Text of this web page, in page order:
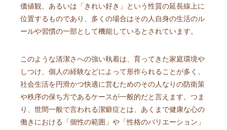
価値観、あるいは「きれい好き」という性質の延長線上に
位置するものであり、多くの場合はその人自身の生活のル
ールや習慣の一部として機能しているとされています。
このような清潔さへの強い執着は、育ってきた家庭環境や
しつけ、個人の経験などによって形作られることが多く、
社会生活を円滑かつ快適に営むためのその人なりの防衛策
や秩序の保ち方であるケースが一般的だと言えます。つま
り、世間一般で言われる潔癖症とは、あくまで健康な心の
働きにおける「個性の範囲」や「性格のバリエーション」